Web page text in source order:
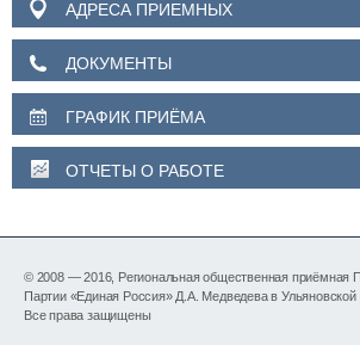
АДРЕСА ПРИЕМНЫХ
ДОКУМЕНТЫ
ГРАФИК ПРИЁМА
ОТЧЕТЫ О РАБОТЕ
© 2008 — 2016, Региональная общественная приёмная
Партии «Единая Россия» Д.А. Медведева в Ульяновской
Все права защищены